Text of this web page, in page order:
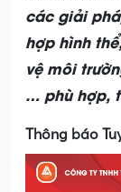
các giải
hợp hình
vệ môi
… phù hợp,
Thông báo